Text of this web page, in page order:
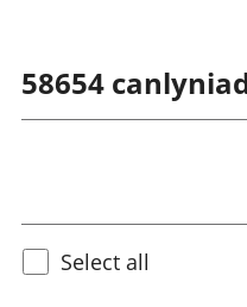
58654
Select all